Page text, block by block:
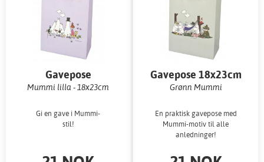
Gavepose
Mummi lilla - 18x23cm
Gi en gave i Mummi-
stil!
Gavepose 18x23cm
Grønn Mummi
En praktisk gavepose med
Mummi-motiv til alle
anledninger!